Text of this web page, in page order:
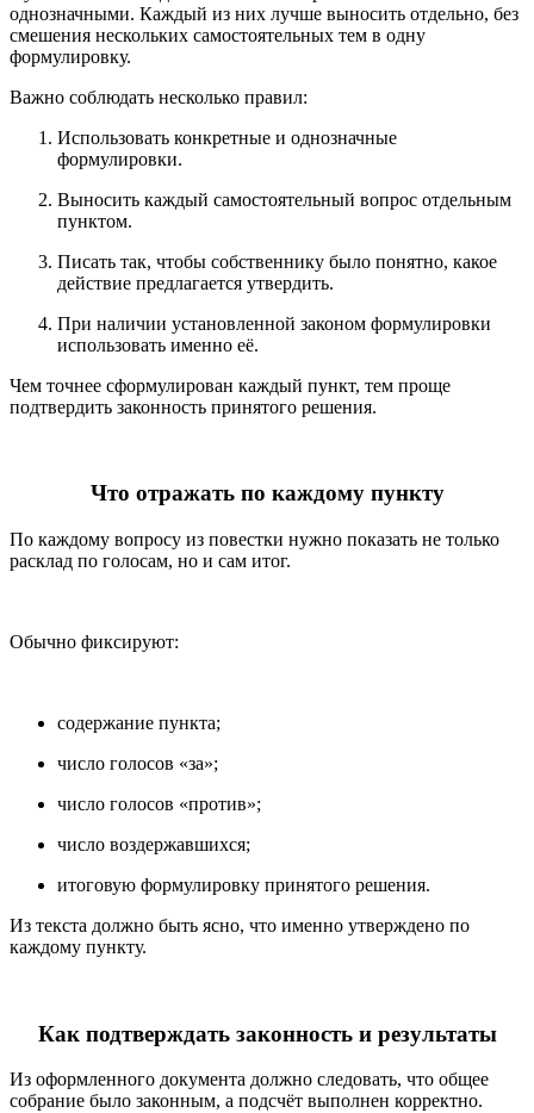
однозначными. Каждый из них лучше выносить отдельно, без
смешения нескольких самостоятельных тем в одну
формулировку.
Важно соблюдать несколько правил:
Использовать конкретные и однозначные
формулировки.
Выносить каждый самостоятельный вопрос отдельным
пунктом.
Писать так, чтобы собственнику было понятно, какое
действие предлагается утвердить.
При наличии установленной законом формулировки
использовать именно её.
Чем точнее сформулирован каждый пункт, тем проще
подтвердить законность принятого решения.
Что отражать по каждому пункту
По каждому вопросу из повестки нужно показать не только
расклад по голосам, но и сам итог.
Обычно фиксируют:
содержание пункта;
число голосов «за»;
число голосов «против»;
число воздержавшихся;
итоговую формулировку принятого решения.
Из текста должно быть ясно, что именно утверждено по
каждому пункту.
Как подтверждать законность и результаты
Из оформленного документа должно следовать, что общее
собрание было законным, а подсчёт выполнен корректно.